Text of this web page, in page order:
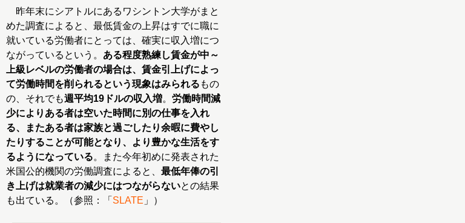
昨年末にシアトルにあるワシントン大学がまと
めた調査によると、最低賃金の上昇はすでに職に
就いている労働者にとっては、確実に収入増につ
ながっているという。 ある程度熟練し賃金が中～
上級レベルの労働者の場合は、賃金引上げによっ
て労働時間を削られるという現象はみられる もの
の、それでも週平均19ドルの収入増。 労働時間減
少によりある者は空いた時間に別の仕事を入れ
る、またある者は家族と過ごしたり余暇に費やし
たりすることが可能となり、より豊かな生活をす
るようになっている。また今年初めに発表された
米国公的機関の労働調査によると、 最低年俸の引
き上げは就業者の減少にはつながらないとの結果
も出ている。（参照：「 SLATE 」）